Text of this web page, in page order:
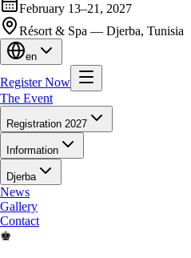
February 13–21, 2027
Résort & Spa — Djerba, Tunisia
en
Register Now
The Event
Registration 2027
Information
Djerba
News
Gallery
Contact
♚